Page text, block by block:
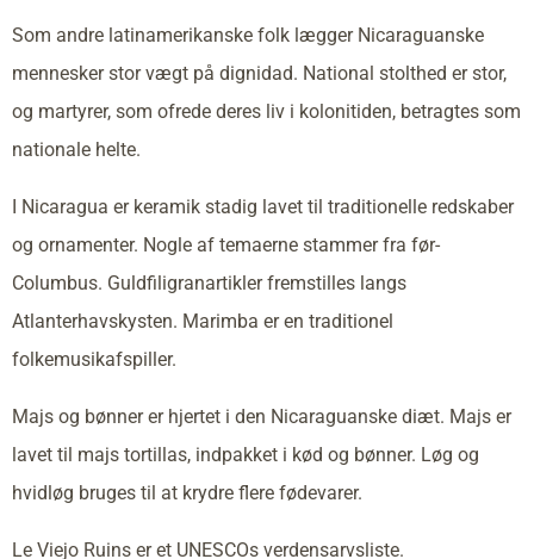
Som andre latinamerikanske folk lægger Nicaraguanske
mennesker stor vægt på dignidad. National stolthed er stor,
og martyrer, som ofrede deres liv i kolonitiden, betragtes som
nationale helte.
I Nicaragua er keramik stadig lavet til traditionelle redskaber
og ornamenter. Nogle af temaerne stammer fra før-
Columbus. Guldfiligranartikler fremstilles langs
Atlanterhavskysten. Marimba er en traditionel
folkemusikafspiller.
Majs og bønner er hjertet i den Nicaraguanske diæt. Majs er
lavet til majs tortillas, indpakket i kød og bønner. Løg og
hvidløg bruges til at krydre flere fødevarer.
Le Viejo Ruins er et UNESCOs verdensarvsliste.